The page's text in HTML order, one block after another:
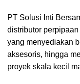
PT Solusi Inti
distributor
yang menyediakan
aksesoris, hingga
proyek skala kecil